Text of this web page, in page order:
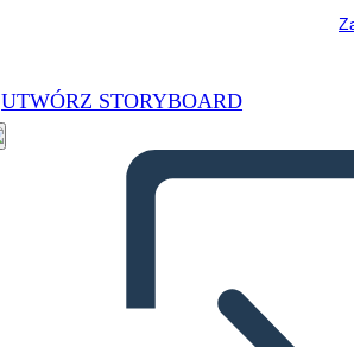
UTWÓRZ STORYBOARD